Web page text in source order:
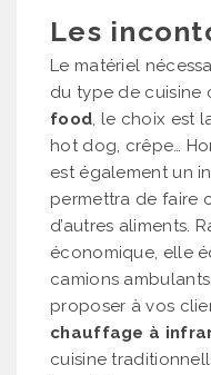
Les
Le matériel
du type de cuisine
food, le choix est
hot dog, crêpe…
est également un
permettra de faire
d’autres aliments.
économique, elle
camions
proposer à vos
chauffage à
cuisine